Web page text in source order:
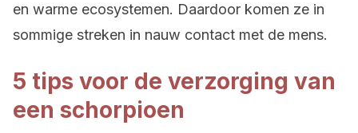
en warme ecosystemen. Daardoor komen ze in
sommige streken in nauw contact met de mens.
5 tips voor de verzorging van
een schorpioen